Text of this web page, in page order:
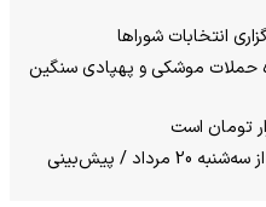
انتخابات شوراها
حملات موشکی و پهپادی سنگین
کاهش نسبی دمای هوای تهران از سه‌شنبه 20 مرداد / پیش‌بینی